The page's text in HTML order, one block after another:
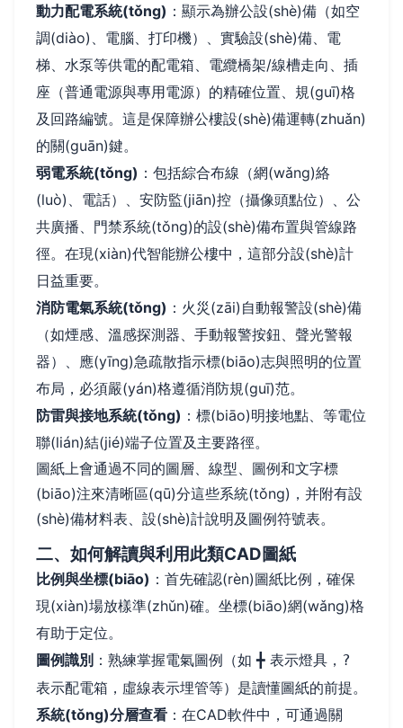
動力配電系統(tǒng) ：顯示為辦公設(shè)備（如空
調(diào)、電腦、打印機）、實驗設(shè)備、電
梯、水泵等供電的配電箱、電纜橋架/線槽走向、插
座（普通電源與專用電源）的精確位置、規(guī)格
及回路編號。這是保障辦公樓設(shè)備運轉(zhuǎn)
的關(guān)鍵。
弱電系統(tǒng) ：包括綜合布線（網(wǎng)絡
(luò)、電話）、安防監(jiān)控（攝像頭點位）、公
共廣播、門禁系統(tǒng)的設(shè)備布置與管線路
徑。在現(xiàn)代智能辦公樓中，這部分設(shè)計
日益重要。
消防電氣系統(tǒng) ：火災(zāi)自動報警設(shè)備
（如煙感、溫感探測器、手動報警按鈕、聲光警報
器）、應(yīng)急疏散指示標(biāo)志與照明的位置
布局，必須嚴(yán)格遵循消防規(guī)范。
防雷與接地系統(tǒng) ：標(biāo)明接地點、等電位
聯(lián)結(jié)端子位置及主要路徑。
圖紙上會通過不同的圖層、線型、圖例和文字標
(biāo)注來清晰區(qū)分這些系統(tǒng)，并附有設
(shè)備材料表、設(shè)計說明及圖例符號表。
二、如何解讀與利用此類CAD圖紙
比例與坐標(biāo) ：首先確認(rèn)圖紙比例，確保
現(xiàn)場放樣準(zhǔn)確。坐標(biāo)網(wǎng)格
有助于定位。
圖例識別 ：熟練掌握電氣圖例（如╋ 表示燈具， ?
表示配電箱，虛線表示埋管等）是讀懂圖紙的前提。
系統(tǒng)分層查看 ：在CAD軟件中，可通過關